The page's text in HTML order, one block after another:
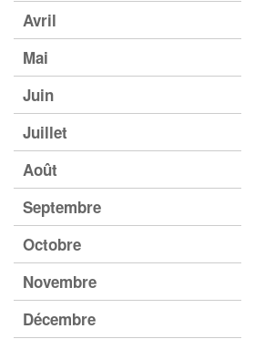
Avril
Mai
Juin
Juillet
Août
Septembre
Octobre
Novembre
Décembre